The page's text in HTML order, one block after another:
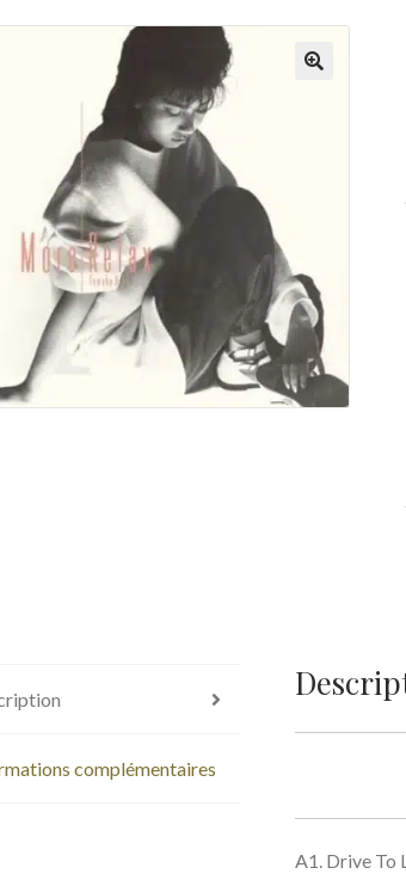
complémentaires
A1. Drive To